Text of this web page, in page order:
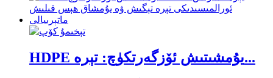
HDPE يۇمشىتىش ئۆزگەرتكۈچ: تېرە...